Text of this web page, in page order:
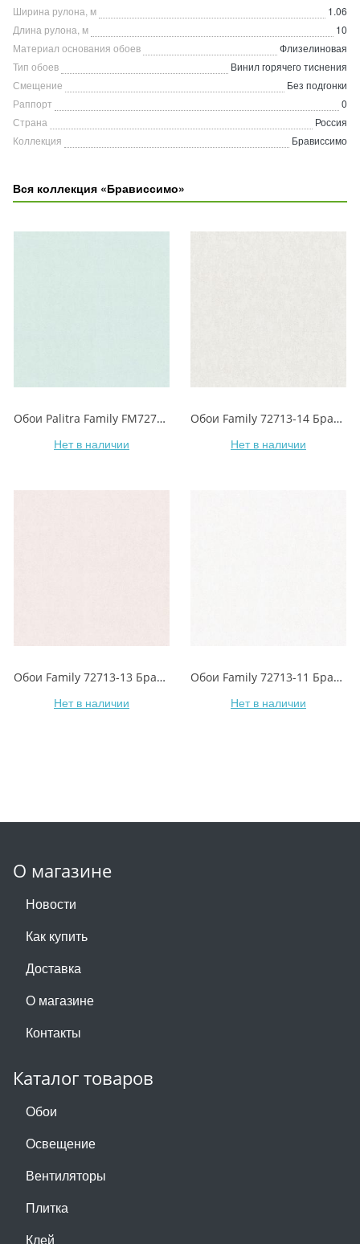
Ширина рулона, м
1.06
Длина рулона, м
10
Материал основания обоев
Флизелиновая
Тип обоев
Винил горячего тиснения
Смещение
Без подгонки
Раппорт
0
Страна
Россия
Коллекция
Брависсимо
Вся коллекция «Брависсимо»
Обои Palitra Family FM72713-17 Брависсимо
Нет в наличии
Обои Family 72713-14 Брависсимо
Нет в наличии
Обои Family 72713-13 Брависсимо
Нет в наличии
Обои Family 72713-11 Брависсимо
Нет в наличии
О магазине
Новости
Как купить
Доставка
О магазине
Контакты
Каталог товаров
Обои
Освещение
Вентиляторы
Плитка
Клей